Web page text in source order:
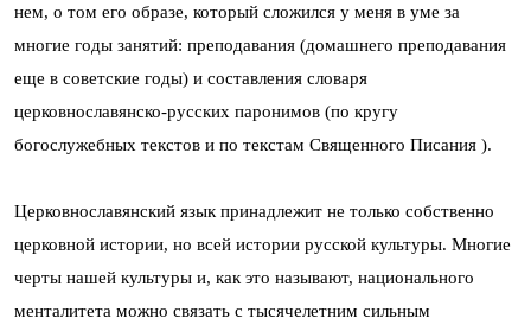
нем, о том его образе, который сложился у меня в уме за
многие годы занятий: преподавания (домашнего преподавания
еще в советские годы) и составления словаря
церковнославянско-русских паронимов (по кругу
богослужебных текстов и по текстам Священного Писания ).
Церковнославянский язык принадлежит не только собственно
церковной истории, но всей истории русской культуры. Многие
черты нашей культуры и, как это называют, национального
менталитета можно связать с тысячелетним сильным